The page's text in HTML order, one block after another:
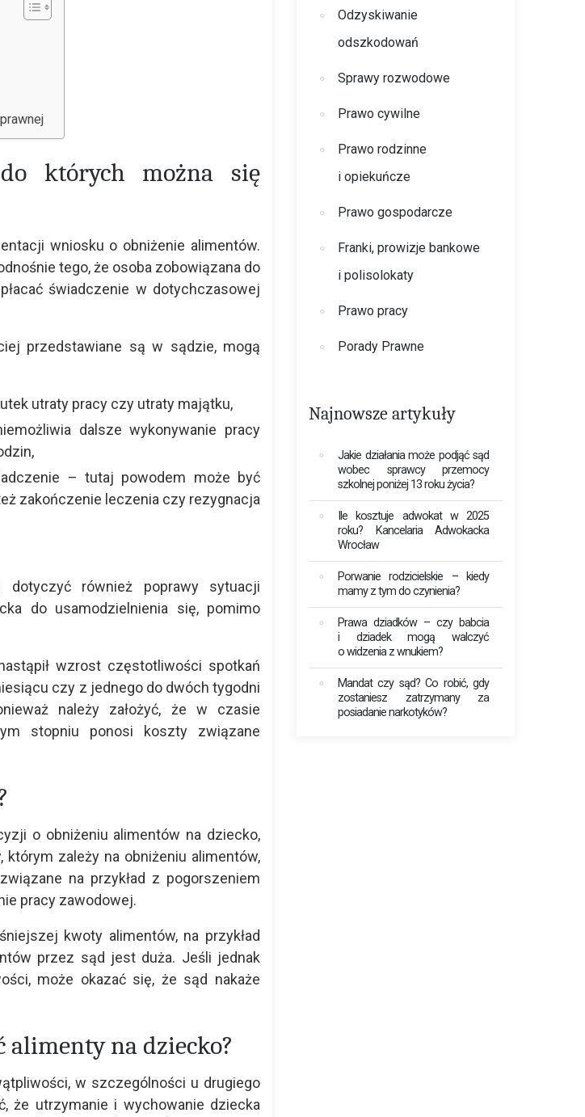
których można się
wniosku o obniżenie alimentów.
tego, że osoba zobowiązana do
świadczenie w dotychczasowej
przedstawiane są w sądzie, mogą
utraty pracy czy utraty majątku,
dalsze wykonywanie pracy
– tutaj powodem może być
zakończenie leczenia czy rezygnacja
dotyczyć również poprawy sytuacji
do usamodzielnienia się, pomimo
wzrost częstotliwości spotkań
czy z jednego do dwóch tygodni
należy założyć, że w czasie
stopniu ponosi koszty związane
o obniżeniu alimentów na dziecko,
zależy na obniżeniu alimentów,
na przykład z pogorszeniem
pracy zawodowej.
kwoty alimentów, na przykład
przez sąd jest duża. Jeśli jednak
może okazać się, że sąd nakaże
alimenty na dziecko?
w szczególności u drugiego
że utrzymanie i wychowanie dziecka
Odzyskiwanie
odszkodowań
Sprawy rozwodowe
Prawo cywilne
Prawo rodzinne
i opiekuńcze
Prawo gospodarcze
Franki, prowizje bankowe
i polisolokaty
Prawo pracy
Porady Prawne
Najnowsze artykuły
Jakie działania może podjąć sąd
wobec sprawcy przemocy
szkolnej poniżej 13 roku życia?
Ile kosztuje adwokat w 2025
roku? Kancelaria Adwokacka
Wrocław
Porwanie rodzicielskie – kiedy
mamy z tym do czynienia?
Prawa dziadków – czy babcia
i dziadek mogą walczyć
o widzenia z wnukiem?
Mandat czy sąd? Co robić, gdy
zostaniesz zatrzymany za
posiadanie narkotyków?